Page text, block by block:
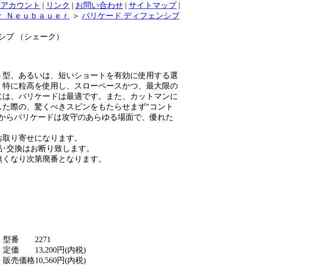
カウント | リンク | お問い合わせ | サイトマップ|
Ｎｅｕｂａｕｅｒ ＞ バリケード ディフェンシブ
（シェーク）
、あるいは、短いショートを有効に使用する選
に粒高を使用し、スローペースかつ、最大限の
、バリケードは最適です。また、カットマンに
際の、驚くべきスピンをもたらせまず"コント
らバリケードは攻守のあらゆる場面で、優れた
り寄せになります。
換はお断り致します。
なり次第廃番となります。
型番
2271
定価
13,200円(内税)
販売価格10,560円(内税)